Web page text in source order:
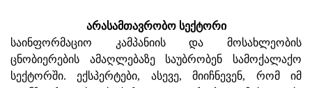
არასამთავრობო სექტორი
საინფორმაციო კამპანიის და მოსახლეობის
ცნობიერების ამაღლებაზე საუბრობენ სამოქალაქო
სექტორში. ექსპერტები, ასევე, მიიჩნევენ, რომ იმ